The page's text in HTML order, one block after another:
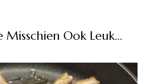
Misschien Ook Leuk...